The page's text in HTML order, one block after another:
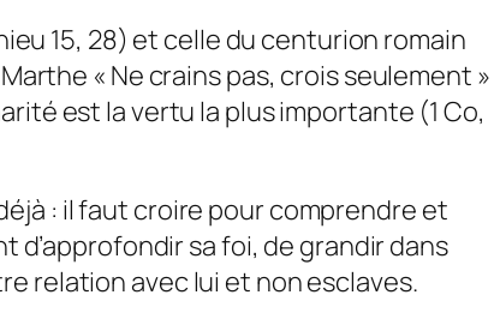
15, 28) et celle du centurion romain
« Ne crains pas, crois seulement »
est la vertu la plus importante (1 Co,
: il faut croire pour comprendre et
sa foi, de grandir dans
relation avec lui et non esclaves.